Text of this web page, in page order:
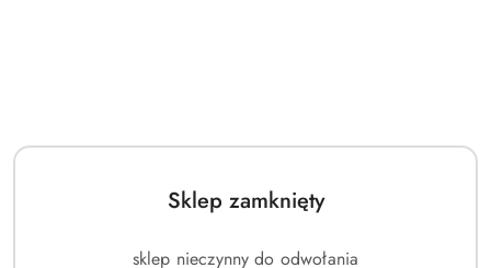
Sklep zamknięty
sklep nieczynny do odwołania